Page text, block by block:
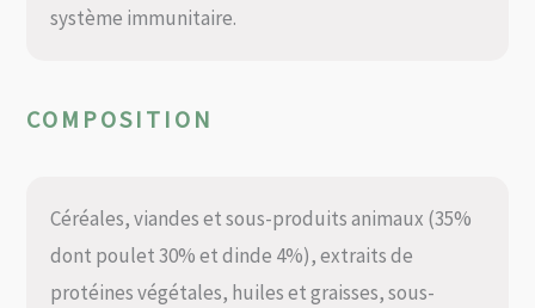
système immunitaire.
COMPOSITION
Céréales, viandes et sous-produits animaux (35%
dont poulet 30% et dinde 4%), extraits de
protéines végétales, huiles et graisses, sous-